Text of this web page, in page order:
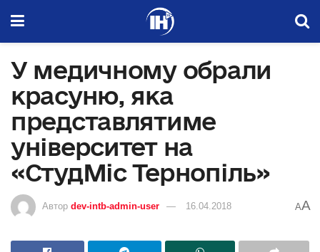
У медичному обрали
красуню, яка
представлятиме
університет на
«СтудМіс Тернопіль»
Автор dev-intb-admin-user 16.04.2018 AA